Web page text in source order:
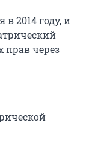
2014 году, и
прав через